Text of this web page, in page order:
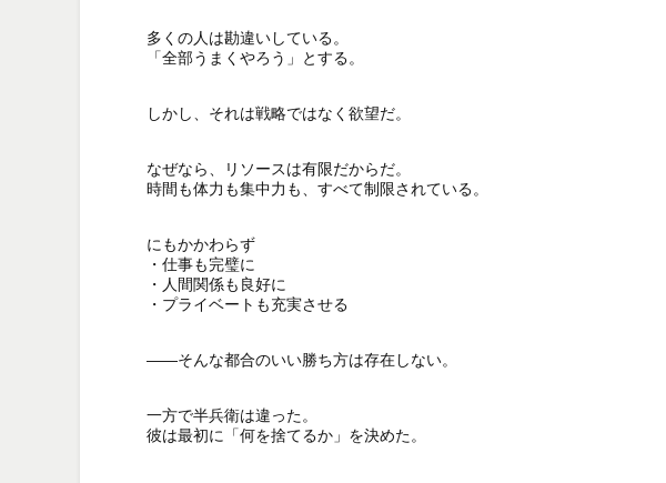
多くの人は勘違いしている。
「全部うまくやろう」とする。
しかし、それは戦略ではなく欲望だ。
なぜなら、リソースは有限だからだ。
時間も体力も集中力も、すべて制限されている。
にもかかわらず
・仕事も完璧に
・人間関係も良好に
・プライベートも充実させる
——そんな都合のいい勝ち方は存在しない。
一方で半兵衛は違った。
彼は最初に「何を捨てるか」を決めた。